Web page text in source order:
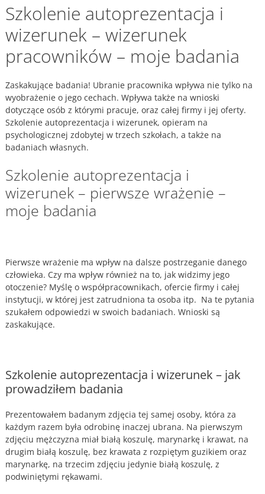
Szkolenie autoprezentacja i
wizerunek – wizerunek
pracowników – moje badania
Zaskakujące badania! Ubranie pracownika wpływa nie tylko na
wyobrażenie o jego cechach. Wpływa także na wnioski
dotyczące osób z którymi pracuje, oraz całej firmy i jej oferty.
Szkolenie autoprezentacja i wizerunek, opieram na
psychologicznej zdobytej w trzech szkołach, a także na
badaniach własnych.
Szkolenie autoprezentacja i
wizerunek – pierwsze wrażenie –
moje badania
Pierwsze wrażenie ma wpływ na dalsze postrzeganie danego
człowieka. Czy ma wpływ również na to, jak widzimy jego
otoczenie? Myślę o współpracownikach, ofercie firmy i całej
instytucji, w której jest zatrudniona ta osoba itp. Na te pytania
szukałem odpowiedzi w swoich badaniach. Wnioski są
zaskakujące.
Szkolenie autoprezentacja i wizerunek – jak
prowadziłem badania
Prezentowałem badanym zdjęcia tej samej osoby, która za
każdym razem była odrobinę inaczej ubrana. Na pierwszym
zdjęciu mężczyzna miał białą koszulę, marynarkę i krawat, na
drugim białą koszulę, bez krawata z rozpiętym guzikiem oraz
marynarkę, na trzecim zdjęciu jedynie białą koszulę, z
podwiniętymi rękawami.